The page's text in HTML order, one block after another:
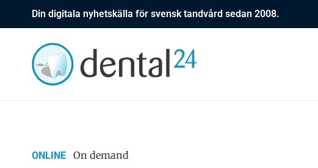
Din digitala nyhetskälla för svensk tandvård sedan 2008.
ONLINE On demand